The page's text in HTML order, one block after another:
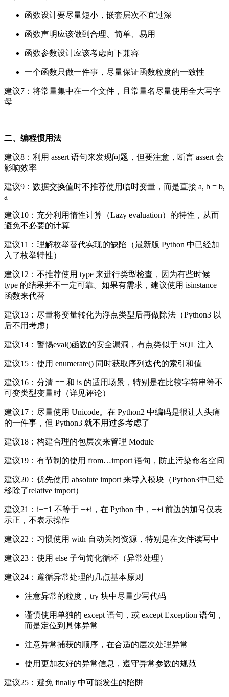
函数设计要尽量短小，嵌套层次不宜过深
函数声明应该做到合理、简单、易用
函数参数设计应该考虑向下兼容
一个函数只做一件事，尽量保证函数粒度的一致性
建议7：将常量集中在一个文件，且常量名尽量使用全大写字
母
二、编程惯用法
建议8：利用 assert 语句来发现问题，但要注意，断言 assert 会
影响效率
建议9：数据交换值时不推荐使用临时变量，而是直接 a, b = b,
a
建议10：充分利用惰性计算（Lazy evaluation）的特性，从而
避免不必要的计算
建议11：理解枚举替代实现的缺陷（最新版 Python 中已经加
入了枚举特性）
建议12：不推荐使用 type 来进行类型检查，因为有些时候
type 的结果并不一定可靠。如果有需求，建议使用 isinstance
函数来代替
建议13：尽量将变量转化为浮点类型后再做除法（Python3 以
后不用考虑）
建议14：警惕eval()函数的安全漏洞，有点类似于 SQL 注入
建议15：使用 enumerate() 同时获取序列迭代的索引和值
建议16：分清 == 和 is 的适用场景，特别是在比较字符串等不
可变类型变量时（详见评论）
建议17：尽量使用 Unicode。在 Python2 中编码是很让人头痛
的一件事，但 Python3 就不用过多考虑了
建议18：构建合理的包层次来管理 Module
建议19：有节制的使用 from…import 语句，防止污染命名空间
建议20：优先使用 absolute import 来导入模块（Python3中已经
移除了relative import）
建议21：i+=1 不等于 ++i，在 Python 中，++i 前边的加号仅表
示正，不表示操作
建议22：习惯使用 with 自动关闭资源，特别是在文件读写中
建议23：使用 else 子句简化循环（异常处理）
建议24：遵循异常处理的几点基本原则
注意异常的粒度，try 块中尽量少写代码
谨慎使用单独的 except 语句，或 except Exception 语句，
而是定位到具体异常
注意异常捕获的顺序，在合适的层次处理异常
使用更加友好的异常信息，遵守异常参数的规范
建议25：避免 finally 中可能发生的陷阱